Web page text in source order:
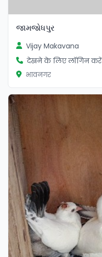
જામજોધપુર
Vijay Makavana
देखने के लिए लॉगिन करें
भावनगर